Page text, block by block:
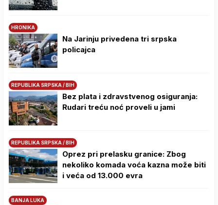
HRONIKA
Na Јarinju privedena tri srpska
policajca
REPUBLIKA SRPSKA / BIH
Bez plata i zdravstvenog osiguranja:
Rudari treću noć proveli u jami
REPUBLIKA SRPSKA / BIH
Oprez pri prelasku granice: Zbog
nekoliko komada voća kazna može biti
i veća od 13.000 evra
BANJA LUKA